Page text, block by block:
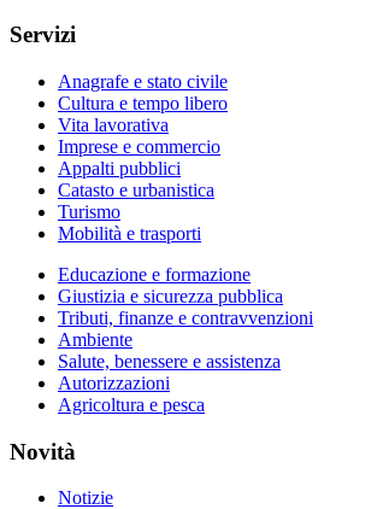
Servizi
Anagrafe e stato civile
Cultura e tempo libero
Vita lavorativa
Imprese e commercio
Appalti pubblici
Catasto e urbanistica
Turismo
Mobilità e trasporti
Educazione e formazione
Giustizia e sicurezza pubblica
Tributi, finanze e contravvenzioni
Ambiente
Salute, benessere e assistenza
Autorizzazioni
Agricoltura e pesca
Novità
Notizie